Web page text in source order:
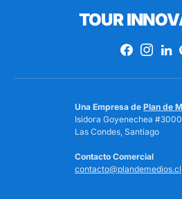
TOUR
Una Empresa de Plan de
Isidora Goyenechea
Las Condes, Santiago
Contacto Comercial
contacto@plandemedios.cl